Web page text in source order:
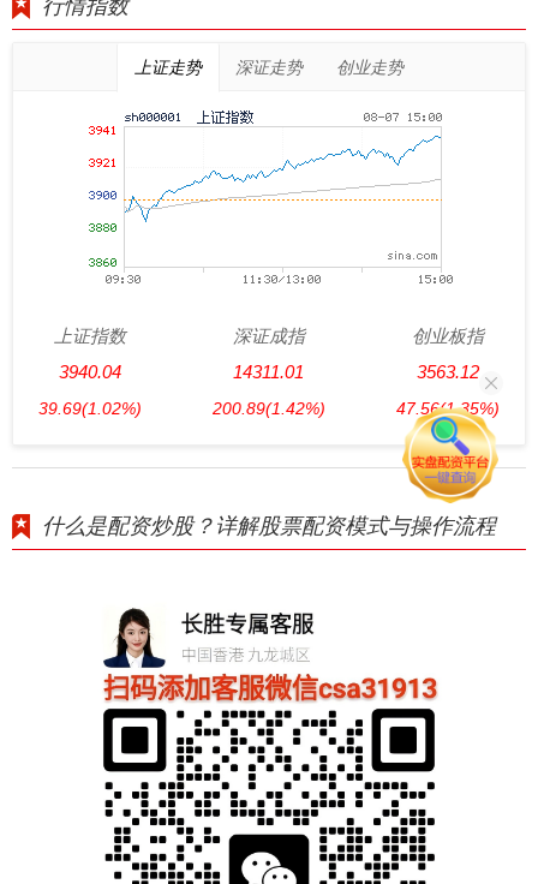
行情指数
上证走势 深证走势 创业走势
上证指数
3940.04
39.69(1.02%)
深证成指
14311.01
200.89(1.42%)
创业板指
3563.12
47.56(1.35%)
什么是配资炒股？详解股票配资模式与操作流程